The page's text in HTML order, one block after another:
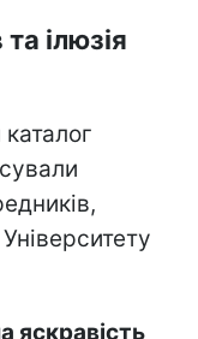
ілюзія
яскравість